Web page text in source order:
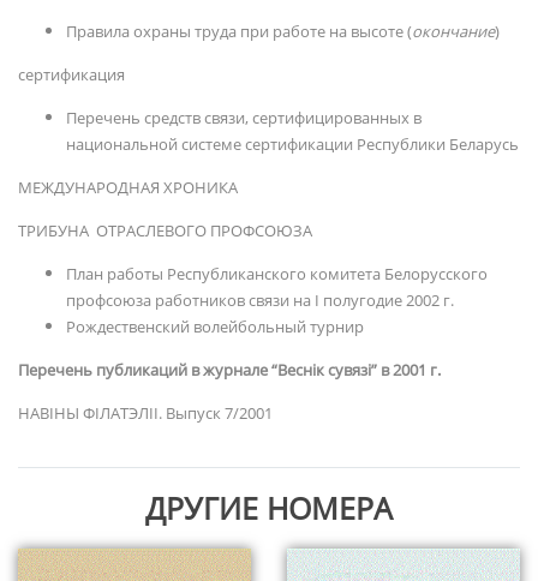
Правила охраны труда при работе на высоте (окончание)
сертификация
Перечень средств связи, сертифицированных в
национальной системе сертификации Республики Беларусь
МЕЖДУНАРОДНАЯ ХРОНИКА
ТРИБУНА ОТРАСЛЕВОГО ПРОФСОЮЗА
План работы Республиканского комитета Белорусского
профсоюза работников связи на I полугодие 2002 г.
Рождественский волейбольный турнир
Перечень публикаций в журнале “Веснік сувязі” в 2001 г.
НАВIНЫ ФIЛАТЭЛII. Выпуск 7/2001
ДРУГИЕ НОМЕРА